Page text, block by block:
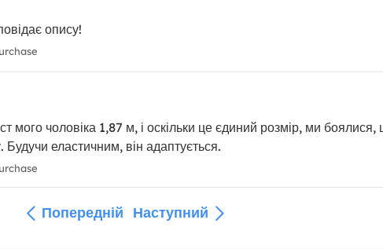
опису!
мого чоловіка 1,87 м, і оскільки це єдиний розмір, ми боялися,
еластичним, він адаптується.
Попередній Наступний